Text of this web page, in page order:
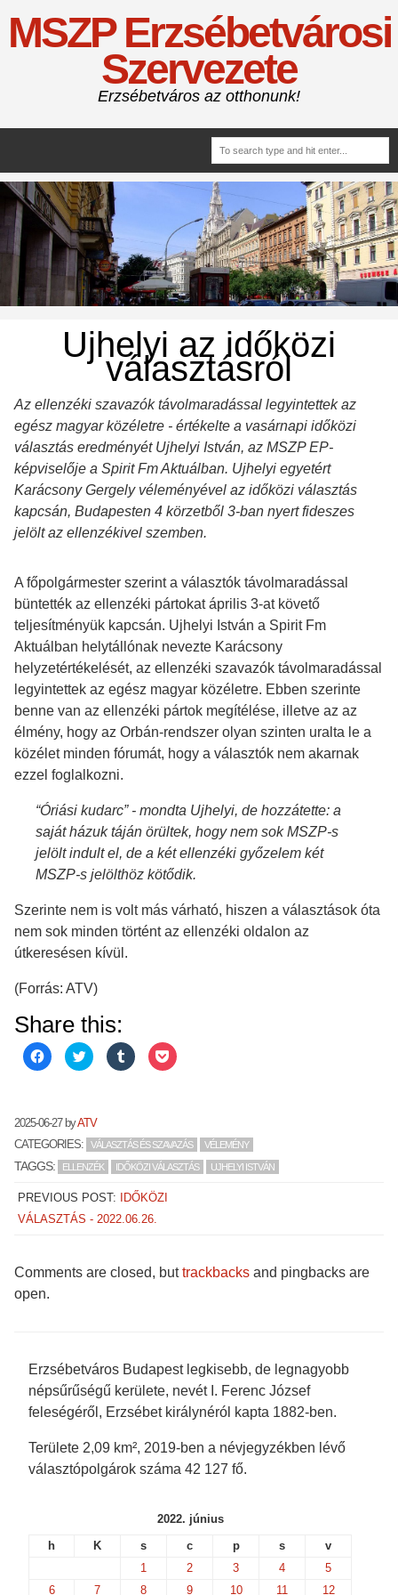
MSZP Erzsébetvárosi
Szervezete
Erzsébetváros az otthonunk!
Ujhelyi az időközi
választásról
Az ellenzéki szavazók távolmaradással legyintettek az
egész magyar közéletre - értékelte a vasárnapi időközi
választás eredményét Ujhelyi István, az MSZP EP-
képviselője a Spirit Fm Aktuálban. Ujhelyi egyetért
Karácsony Gergely véleményével az időközi választás
kapcsán, Budapesten 4 körzetből 3-ban nyert fideszes
jelölt az ellenzékivel szemben.
A főpolgármester szerint a választók távolmaradással
büntették az ellenzéki pártokat április 3-at követő
teljesítményük kapcsán. Ujhelyi István a Spirit Fm
Aktuálban helytállónak nevezte Karácsony
helyzetértékelését, az ellenzéki szavazók távolmaradással
legyintettek az egész magyar közéletre. Ebben szerinte
benne van az ellenzéki pártok megítélése, illetve az az
élmény, hogy az Orbán-rendszer olyan szinten uralta le a
közélet minden fórumát, hogy a választók nem akarnak
ezzel foglalkozni.
“Óriási kudarc” - mondta Ujhelyi, de hozzátette: a
saját házuk táján örültek, hogy nem sok MSZP-s
jelölt indult el, de a két ellenzéki győzelem két
MSZP-s jelölthöz kötődik.
Szerinte nem is volt más várható, hiszen a választások óta
nem sok minden történt az ellenzéki oldalon az
útkeresésen kívül.
(Forrás: ATV)
Share this:
Click
to
share
in
new
window)
Click
to
share
in
new
window)
Click
to
share
window)
Click
to
window)
2025-06-27byATV
CATEGORIES:
VÁLASZTÁS ÉS SZAVAZÁS VÉLEMÉNY
TAGGS: ELLENZÉK IDŐKÖZI VÁLASZTÁS UJHELYI ISTVÁN
PREVIOUS POST:
IDŐKÖZI
VÁLASZTÁS - 2022.06.26.
Comments are closed, buttrackbacks and pingbacks are
open.
Erzsébetváros Budapest legkisebb, de legnagyobb
népsűrűségű kerülete, nevét I. Ferenc József
feleségéről, Erzsébet királynéról kapta 1882-ben.
Területe 2,09 km², 2019-ben a névjegyzékben lévő
választópolgárok száma 42 127 fő.
2022. június
h
K s c p s
v
1
2 3 4
5
6
7 8 9 10 11
12